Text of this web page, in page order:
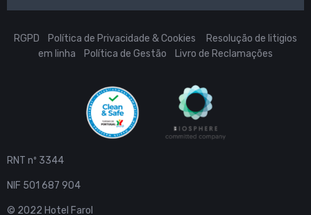
RGPD Política de Privacidade & Cookies
Resolução de litigios
em linha
Política de Gestão Livro de Reclamações
RNT nº 3344
NIF 501 687 904
© 2022 Hotel Farol